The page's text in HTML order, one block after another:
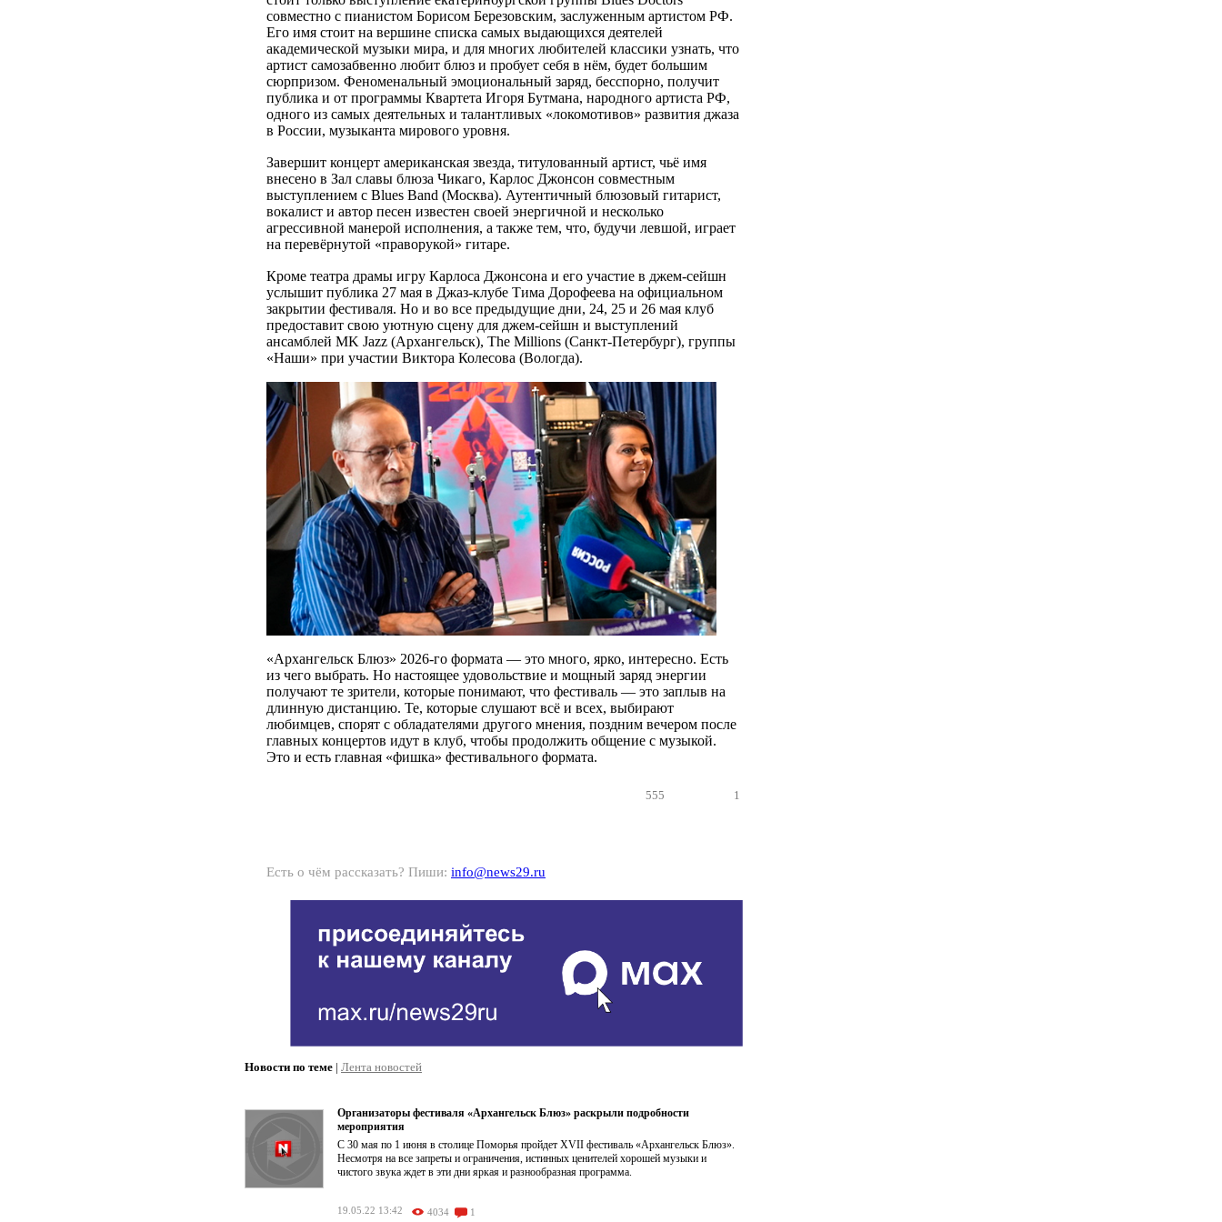
совместно с пианистом Борисом Березовским, заслуженным артистом РФ.
Его имя стоит на вершине списка самых выдающихся деятелей
академической музыки мира, и для многих любителей классики узнать, что
артист самозабвенно любит блюз и пробует себя в нём, будет большим
сюрпризом. Феноменальный эмоциональный заряд, бесспорно, получит
публика и от программы Квартета Игоря Бутмана, народного артиста РФ,
одного из самых деятельных и талантливых «локомотивов» развития джаза
в России, музыканта мирового уровня.
Завершит концерт американская звезда, титулованный артист, чьё имя
внесено в Зал славы блюза Чикаго, Карлос Джонсон совместным
выступлением с Blues Band (Москва). Аутентичный блюзовый гитарист,
вокалист и автор песен известен своей энергичной и несколько
агрессивной манерой исполнения, а также тем, что, будучи левшой, играет
на перевёрнутой «праворукой» гитаре.
Кроме театра драмы игру Карлоса Джонсона и его участие в джем-сейшн
услышит публика 27 мая в Джаз-клубе Тима Дорофеева на официальном
закрытии фестиваля. Но и во все предыдущие дни, 24, 25 и 26 мая клуб
предоставит свою уютную сцену для джем-сейшн и выступлений
ансамблей MK Jazz (Архангельск), The Millions (Санкт-Петербург), группы
«Наши» при участии Виктора Колесова (Вологда).
«Архангельск Блюз» 2026-го формата — это много, ярко, интересно. Есть
из чего выбрать. Но настоящее удовольствие и мощный заряд энергии
получают те зрители, которые понимают, что фестиваль — это заплыв на
длинную дистанцию. Те, которые слушают всё и всех, выбирают
любимцев, спорят с обладателями другого мнения, поздним вечером после
главных концертов идут в клуб, чтобы продолжить общение с музыкой.
Это и есть главная «фишка» фестивального формата.
555 1
Есть о чём рассказать? Пиши: info@news29.ru
Новости по теме | Лента новостей
Организаторы фестиваля «Архангельск Блюз» раскрыли подробности
мероприятия
С 30 мая по 1 июня в столице Поморья пройдет XVII фестиваль «Архангельск Блюз».
Несмотря на все запреты и ограничения, истинных ценителей хорошей музыки и
чистого звука ждет в эти дни яркая и разнообразная программа.
19.05.22 13:42 4034 1